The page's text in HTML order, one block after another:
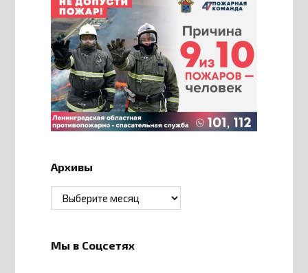
Архивы
Архивы
Мы в Соцсетях